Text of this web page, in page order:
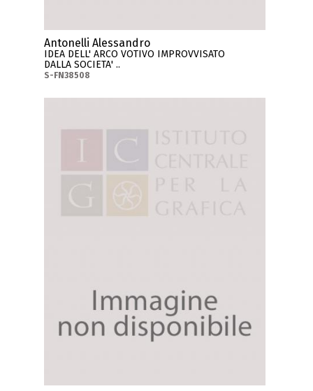
Antonelli Alessandro
IDEA DELL' ARCO VOTIVO IMPROVVISATO
DALLA SOCIETA' ..
S-FN38508